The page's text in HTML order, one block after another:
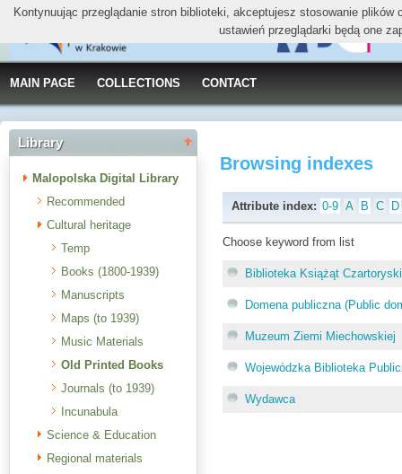
MAIN PAGE COLLECTIONS CONTACT
Library
Malopolska Digital Library
Recommended
Cultural heritage
Temp
Books (1800-1939)
Manuscripts
Maps (to 1939)
Music Materials
Old Printed Books
Journals (to 1939)
Incunabula
Science & Education
Regional materials
Browsing indexes
Attribute index: 0-9 A B C D
Choose keyword from list
Biblioteka Książąt
Domena publiczna (Public
Muzeum Ziemi Miechowskiej
Wojewódzka Biblioteka
Wydawca
Kontynuując przeglądanie stron biblioteki, akceptujesz stosowanie
ustawień przeglądarki będą one